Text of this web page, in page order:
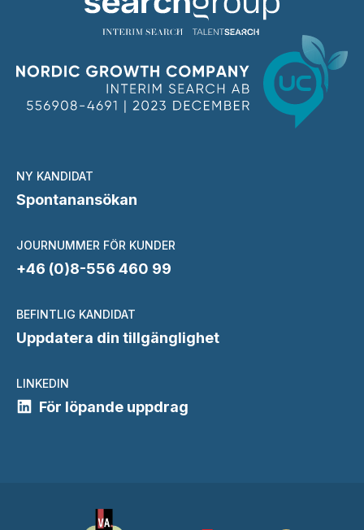
NY KANDIDAT
Spontanansökan
JOURNUMMER FÖR KUNDER
+46 (0)8-556 460 99
BEFINTLIG KANDIDAT
Uppdatera din tillgänglighet
LINKEDIN
För löpande uppdrag